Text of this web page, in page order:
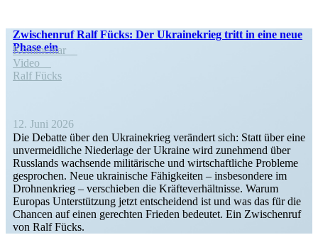
Zwischenruf Ralf Fücks: Der Ukrai­ne­krieg tritt in eine neue
Phase ein
Kommentar
Video
Ralf Fücks
12. Juni 2026
Die Debatte über den Ukrai­ne­krieg verändert sich: Statt über eine
unver­meid­liche Niederlage der Ukraine wird zunehmend über
Russlands wachsende militä­rische und wirtschaft­liche Probleme
gesprochen. Neue ukrai­nische Fähig­keiten – insbe­sondere im
Drohnen­krieg – verschieben die Kräfte­ver­hält­nisse. Warum
Europas Unter­stützung jetzt entscheidend ist und was das für die
Chancen auf einen gerechten Frieden bedeutet. Ein Zwischenruf
von Ralf Fücks.